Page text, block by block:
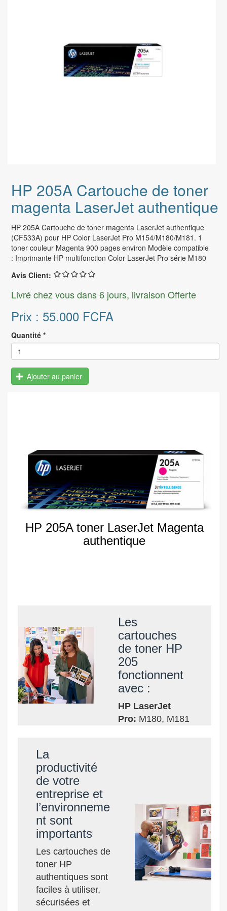
HP 205A Cartouche de toner
magenta LaserJet authentique
HP 205A Cartouche de toner magenta LaserJet authentique
(CF533A) pour HP Color LaserJet Pro M154/M180/M181. 1
toner couleur Magenta 900 pages environ Modèle compatible
: Imprimante HP multifonction Color LaserJet Pro série M180
Avis Client:
Livré chez vous dans 6 jours, livraison Offerte
Prix : 55.000 FCFA
Quantité *
Ajouter au panier
HP 205A toner LaserJet Magenta
authentique
Les
cartouches
de toner HP
205
fonctionnent
avec :
HP LaserJet
Pro: M180, M181
La
productivité
de votre
entreprise et
l’environneme
nt sont
importants
Les cartouches de
toner HP
authentiques sont
faciles à utiliser,
sécurisées et